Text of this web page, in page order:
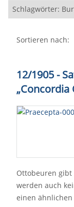
Schlagwörter:
Sortieren nach:
12/1905 -
„Concordia
Ottobeuren gibt
werden auch
einen